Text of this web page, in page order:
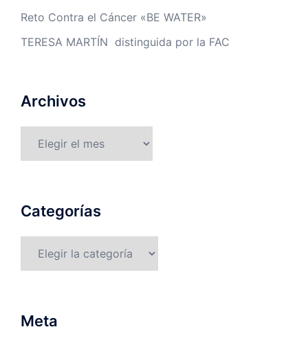
Reto Contra el Cáncer «BE WATER»
TERESA MARTÍN distinguida por la FAC
Archivos
Categorías
Meta